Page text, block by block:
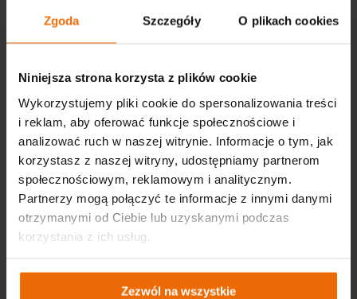
Zgoda Szczegóły O plikach cookies
Niniejsza strona korzysta z plików cookie
Wykorzystujemy pliki cookie do spersonalizowania treści
i reklam, aby oferować funkcje społecznościowe i
analizować ruch w naszej witrynie. Informacje o tym, jak
korzystasz z naszej witryny, udostępniamy partnerom
społecznościowym, reklamowym i analitycznym.
Partnerzy mogą połączyć te informacje z innymi danymi
otrzymanymi od Ciebie lub uzyskanymi podczas
korzystania z ich usług.
Zezwól na wszystkie
potrzebne do podłączenia zraszacza ręcznego do węża i
A może dwa w jednym?
W większości przydomowych ogrodów znajduje się
zróżnicowana roślinność, od dużych powierzchni
trawiastych, po skomplikowane formy klombowe. Jeśli ktoś
jest posiadaczem takiego ogrodu, powinien zastanowić się
nad zainwestowaniem w rozbudowany system podlewania,
zawierający oba systemy – ręczny i stacjonarny. Do
stworzenia takiej instalacji zazwyczaj używa się specjalnego
rozdzielacza przy źródle wody, który pozwoli na rozdzielenie
strumienia na kilka przewodów.
Bez względu na to jaki wybór podlewania wybierzemy, warto
pamiętać także o odpowiednim przechowywaniu wężów